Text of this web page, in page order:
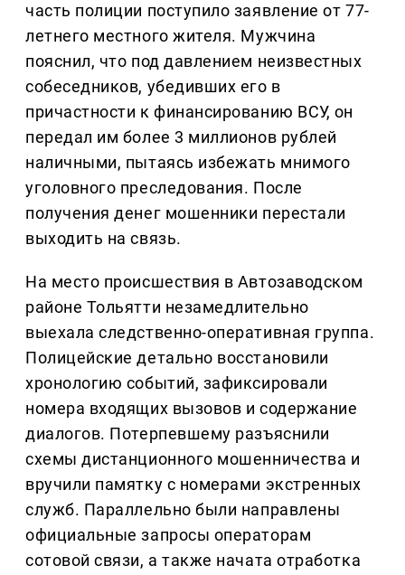
часть полиции поступило заявление от 77-
летнего местного жителя. Мужчина
пояснил, что под давлением неизвестных
собеседников, убедивших его в
причастности к финансированию ВСУ, он
передал им более 3 миллионов рублей
наличными, пытаясь избежать мнимого
уголовного преследования. После
получения денег мошенники перестали
выходить на связь.
На место происшествия в Автозаводском
районе Тольятти незамедлительно
выехала следственно-оперативная группа.
Полицейские детально восстановили
хронологию событий, зафиксировали
номера входящих вызовов и содержание
диалогов. Потерпевшему разъяснили
схемы дистанционного мошенничества и
вручили памятку с номерами экстренных
служб. Параллельно были направлены
официальные запросы операторам
сотовой связи, а также начата отработка